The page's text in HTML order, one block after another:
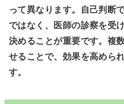
って異なります。自己判断
ではなく、医師の診察を受
決めることが重要です。複
せることで、効果を高めら
す。